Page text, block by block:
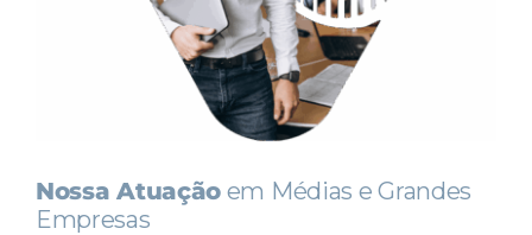
Nossa Atuação em Médias e Grandes
Empresas